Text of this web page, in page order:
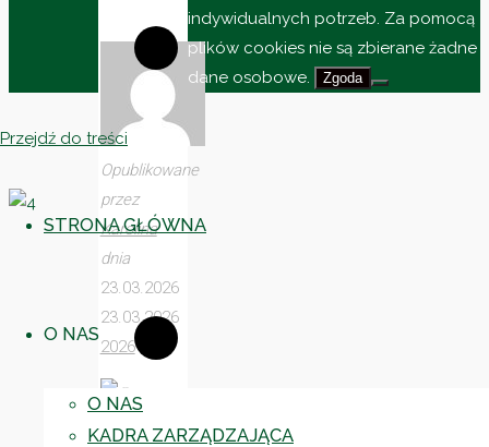
Ośrodek
Kultury,
Rekreacji
Przejdź do treści
STRONA GŁÓWNA
O NAS
O NAS
KADRA ZARZĄDZAJĄCA
Opublikowane
przez
Karolina
dnia
23.03.2026
23.03.2026
2026
21
indywidualnych potrzeb. Za pomocą
plików cookies nie są zbierane żadne
dane osobowe.
Zgoda